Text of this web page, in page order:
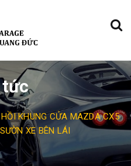
KHUNG CỬA MAZDA CX5
XE BÊN LÁI